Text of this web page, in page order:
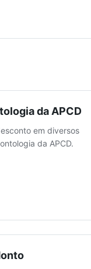
da APCD
em diversos
da APCD.